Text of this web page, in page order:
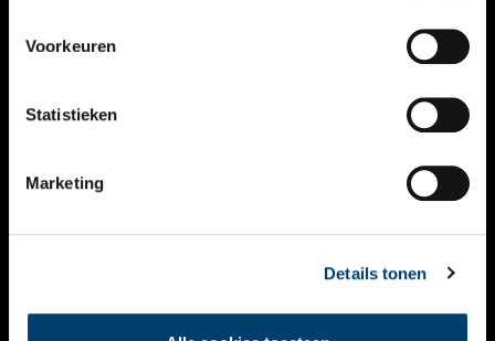
Voorkeuren
Statistieken
Marketing
Details tonen
KALENDER
THEMA’S
VIDEO’S
CONTACT